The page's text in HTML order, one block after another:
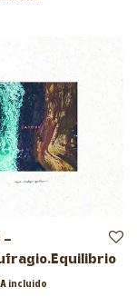
–
incluido